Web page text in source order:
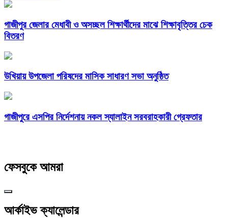
গাজীপুর জেলার মেধাবী ও অসচ্ছল শিক্ষার্থীদের মাঝে শিক্ষাবৃত্তির চেক
বিতরণ
উখিয়ায় উপজেলা পরিষদের মাসিক সাধারণ সভা অনুষ্ঠিত
গাজীপুরে এসপির নির্দেশনায় নকল স্যালাইন সরবরাহকারী গ্রেফতার
ফেসবুকে আমরা
আর্কাইভ ক্যালেন্ডার